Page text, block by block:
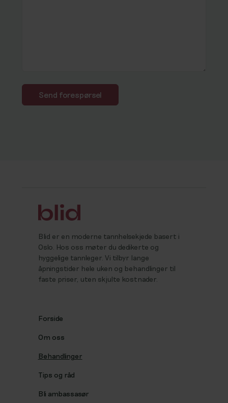
Blid er en moderne tannhelsekjede basert i
Oslo. Hos oss møter du dedikerte og
hyggelige tannleger. Vi tilbyr lange
åpningstider hele uken og behandlinger til
faste priser, uten skjulte kostnader.
Forside
Om oss
Behandlinger
Tips og råd
Bli ambassasør